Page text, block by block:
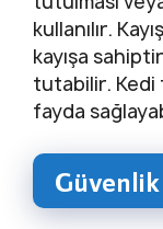
kullanılır.
kayışa
tutabilir. Kedi
fayda
Güvenlik